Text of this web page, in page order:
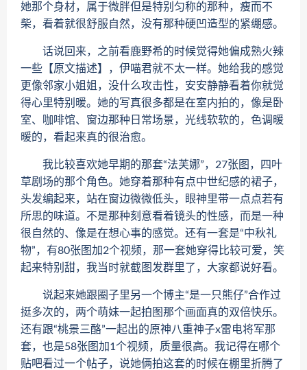
她那个身材，属于微胖但是特别匀称的那种，瘦而不
柴，看着就很舒服自然，没有那种硬凹造型的紧绷感。
话说回来，之前看鹿野希的时候觉得她偏成熟火辣
一些【原文描述】，伊喵君就不太一样。她给我的感觉
更像邻家小姐姐，没什么攻击性，安安静静看着你就觉
得心里特别暖。她的写真很多都是在室内拍的，像是卧
室、咖啡馆、窗边那种日常场景，光线软软的，色调暖
暖的，看起来真的很治愈。
我比较喜欢她早期的那套“法芙娜”，27张图，四叶
草剧场的那个角色。她穿着那种有点中世纪感的裙子，
头发编起来，站在窗边微微低头，眼神里带一点点若有
所思的味道。不是那种刻意看着镜头的性感，而是一种
很自然的、像是在想心事的感觉。还有一套是“中秋礼
物”，有80张图加2个视频，那一套她穿得比较可爱，笑
起来特别甜，我当时就截图发群里了，大家都说好看。
说起来她跟圈子里另一个博主“是一只熊仔”合作过
挺多次的，两个萌妹一起拍图那个画面真的双倍快乐。
还有跟“桃景三酪”一起出的原神八重神子x雷电将军那
套，也是58张图加1个视频，质量很高。我记得在哪个
贴吧看过一个帖子，说她俩拍这套的时候在棚里折腾了